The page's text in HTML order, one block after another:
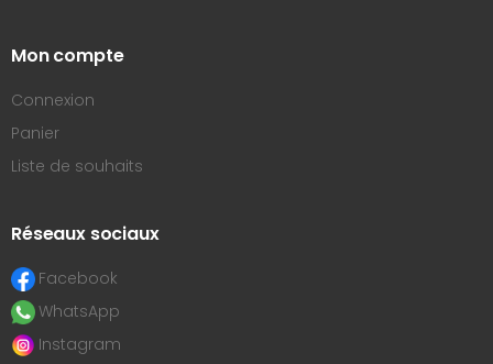
Mon compte
Connexion
Panier
Liste de souhaits
Réseaux sociaux
Facebook
WhatsApp
Instagram